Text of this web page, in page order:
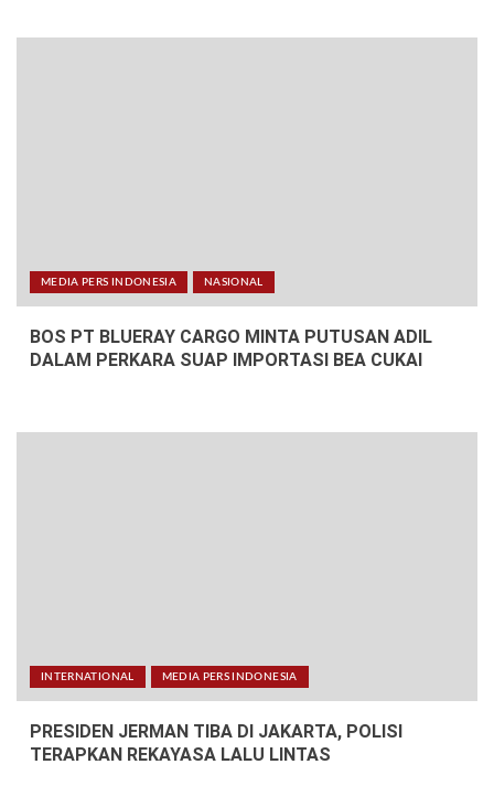
MEDIA PERS INDONESIA NASIONAL
BOS PT BLUERAY CARGO MINTA PUTUSAN ADIL
DALAM PERKARA SUAP IMPORTASI BEA CUKAI
INTERNATIONAL MEDIA PERS INDONESIA
PRESIDEN JERMAN TIBA DI JAKARTA, POLISI
TERAPKAN REKAYASA LALU LINTAS